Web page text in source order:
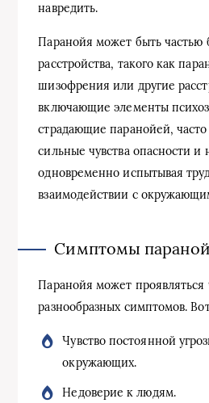
навредить.
Паранойя может быть частью
расстройства, такого как
шизофрения или другие
включающие элементы
страдающие паранойей,
сильные чувства опасности и
одновременно испытывая
взаимодействии с
Симптомы
Паранойя может проявляться
разнообразных симптомов.
Чувство постоянной
окружающих.
Недоверие к людям.